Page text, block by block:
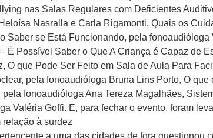
nas Salas Regulares com Deficientes
Nasralla e Carla Rigamonti, Quais os
Saber se Está Funcionando, pela
É Possível Saber o Que A Criança é Capaz de
O que Pode Ser Feito em Sala de Aula Para
pela fonoaudióloga Bruna Lins Porto, O
pela fonoaudióloga Ana Tereza Magalhães,
Valéria Goffi. E, para fechar o evento, foram
relação à surdez
a uma das cidades de fora questionou